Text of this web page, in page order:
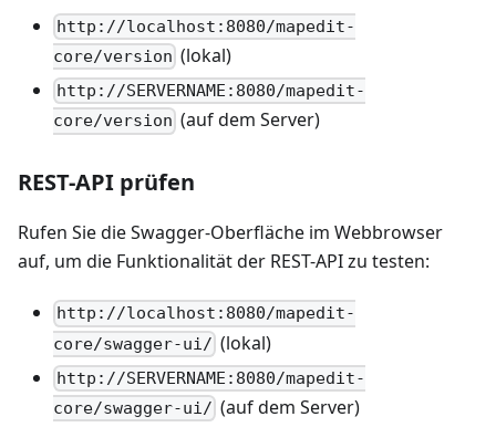
http://localhost:8080/mapedit-
core/version (lokal)
http://SERVERNAME:8080/mapedit-
core/version (auf dem Server)
REST-API prüfen
Rufen Sie die Swagger-Oberfläche im Webbrowser
auf, um die Funktionalität der REST-API zu testen:
http://localhost:8080/mapedit-
core/swagger-ui/ (lokal)
http://SERVERNAME:8080/mapedit-
core/swagger-ui/ (auf dem Server)